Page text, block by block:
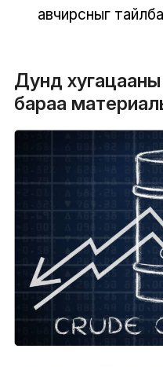
авчирсныг
Дунд хугацааны
бараа